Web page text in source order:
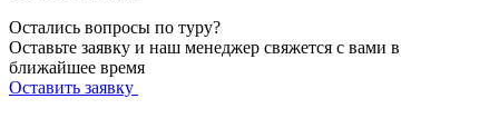
Остались вопросы по туру?
Оставьте заявку и наш менеджер свяжется с вами в
ближайшее время
Оставить заявку